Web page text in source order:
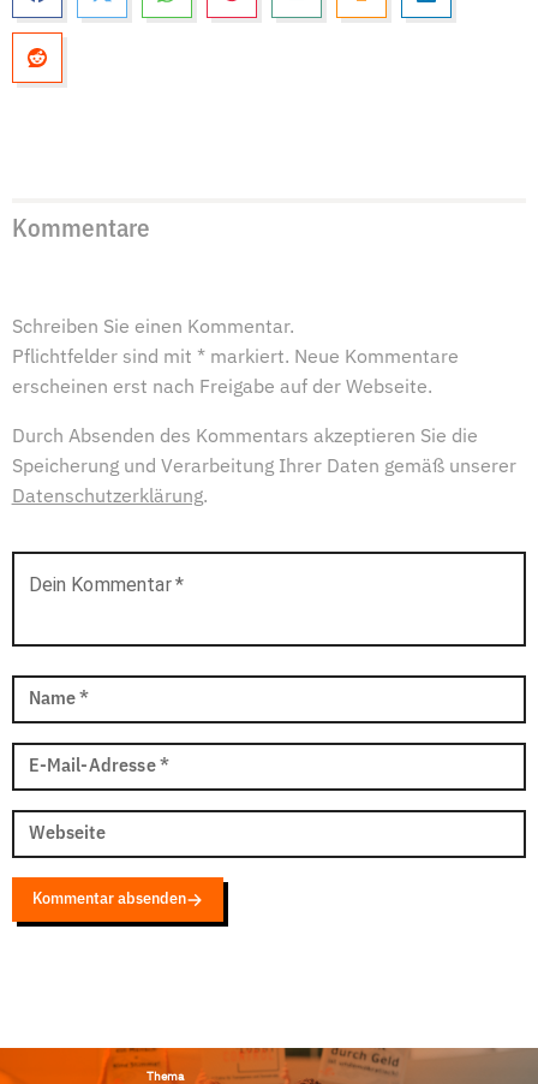
Kommentare
Schreiben Sie einen Kommentar.
Pflichtfelder sind mit * markiert. Neue Kommentare
erscheinen erst nach Freigabe auf der Webseite.
Durch Absenden des Kommentars akzeptieren Sie die
Speicherung und Verarbeitung Ihrer Daten gemäß unserer
Datenschutzerklärung.
Dein Kommentar*
Name *
E-Mail-Adresse *
Webseite
Kommentar absenden
Thema